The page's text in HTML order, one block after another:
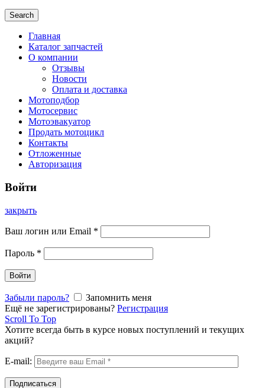
Search
Главная
Каталог запчастей
О компании
Отзывы
Новости
Оплата и доставка
Мотоподбор
Мотосервис
Мотоэвакуатор
Продать мотоцикл
Контакты
Отложенные
Авторизация
Войти
закрыть
Ваш логин или Email *
Пароль *
Войти
Забыли пароль?
Запомнить меня
Ещё не зарегистрированы? Регистрация
Scroll To Top
Хотите всегда быть в курсе новых поступлений и текущих
акций?
E-mail: